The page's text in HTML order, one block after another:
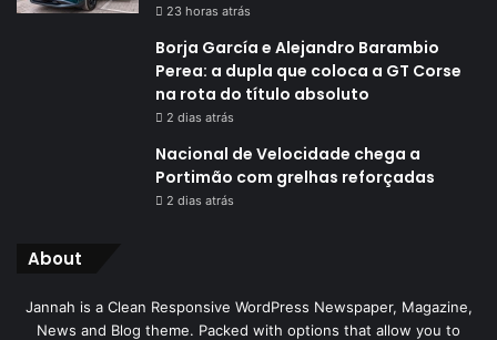
23 horas atrás
Borja García e Alejandro Barambio
Perea: a dupla que coloca a GT Corse
na rota do título absoluto
2 dias atrás
Nacional de Velocidade chega a
Portimão com grelhas reforçadas
2 dias atrás
About
Jannah is a Clean Responsive WordPress Newspaper, Magazine,
News and Blog theme. Packed with options that allow you to